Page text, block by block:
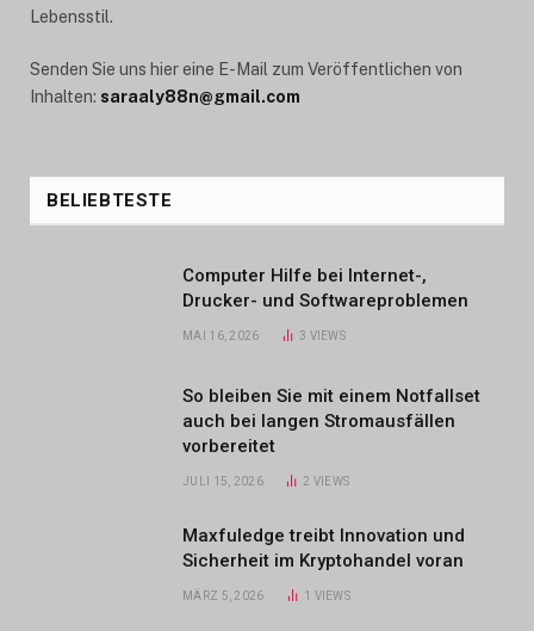
Lebensstil.
Senden Sie uns hier eine E-Mail zum Veröffentlichen von
Inhalten: saraaly88n@gmail.com
BELIEBTESTE
Computer Hilfe bei Internet-,
Drucker- und Softwareproblemen
MAI 16, 2026 3 VIEWS
So bleiben Sie mit einem Notfallset
auch bei langen Stromausfällen
vorbereitet
JULI 15, 2026 2 VIEWS
Maxfuledge treibt Innovation und
Sicherheit im Kryptohandel voran
MÄRZ 5, 2026 1 VIEWS